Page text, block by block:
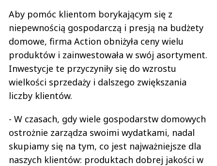
Aby pomóc klientom borykającym się z
niepewnością gospodarczą i presją na budżety
domowe, firma Action obniżyła ceny wielu
produktów i zainwestowała w swój asortyment.
Inwestycje te przyczyniły się do wzrostu
wielkości sprzedaży i dalszego zwiększania
liczby klientów.
- W czasach, gdy wiele gospodarstw domowych
ostrożnie zarządza swoimi wydatkami, nadal
skupiamy się na tym, co jest najważniejsze dla
naszych klientów: produktach dobrej jakości w